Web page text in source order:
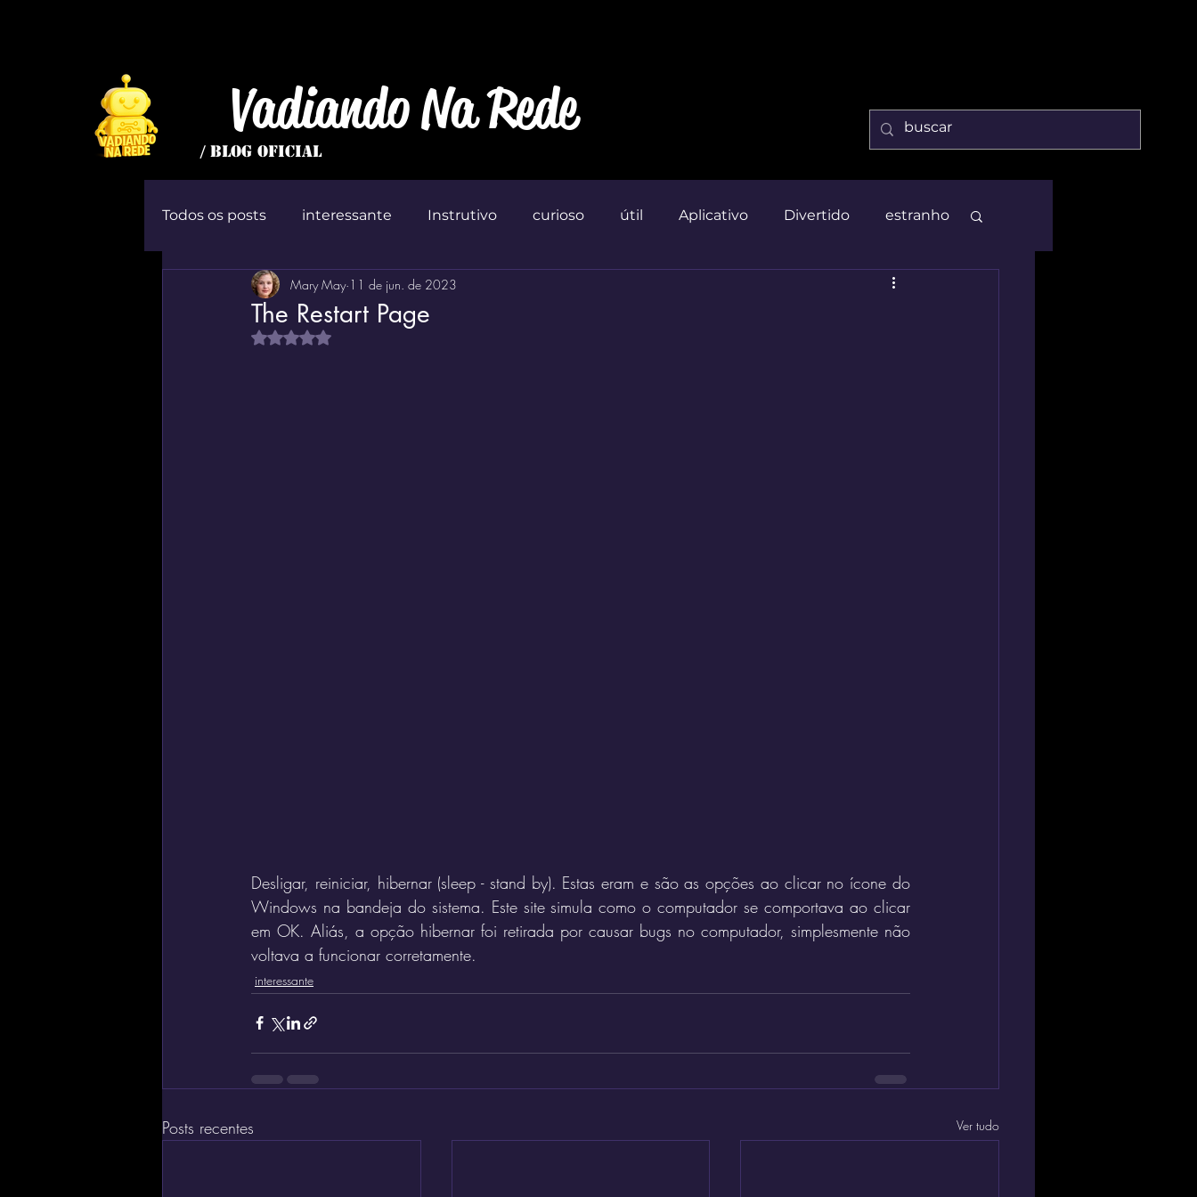
Vadiando Na Rede
/ BLOG OFICIAL
Todos os posts interessante Instrutivo curioso útil Aplicativo Divertido estranho
Jogo ócio Marketin'
The Restart Page
Mary May 11 de jun. de 2023
Avaliado com NaN de 5 estrelas.
Desligar, reiniciar, hibernar (sleep - stand by). Estas eram e são as opções ao clicar no ícone do
Windows na bandeja do sistema. Este site simula como o computador se comportava ao clicar
em OK. Aliás, a opção hibernar foi retirada por causar bugs no computador, simplesmente não
voltava a funcionar corretamente.
interessante
Posts recentes Ver tudo